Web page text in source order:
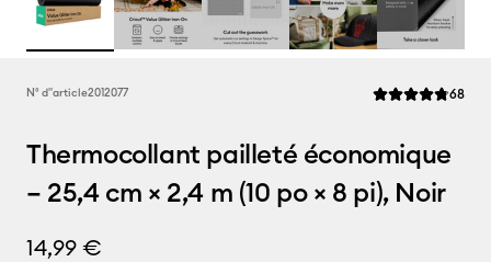
N° d''article2012077 La note 68
Thermocollant pailleté économique
– 25,4 cm × 2,4 m (10 po × 8 pi), Noir
14,99 €